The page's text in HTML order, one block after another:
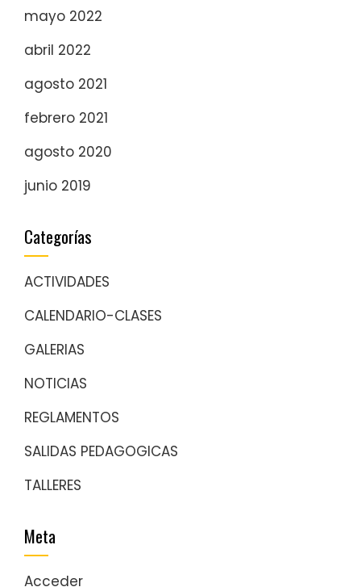
mayo 2022
abril 2022
agosto 2021
febrero 2021
agosto 2020
junio 2019
Categorías
ACTIVIDADES
CALENDARIO-CLASES
GALERIAS
NOTICIAS
REGLAMENTOS
SALIDAS PEDAGOGICAS
TALLERES
Meta
Acceder